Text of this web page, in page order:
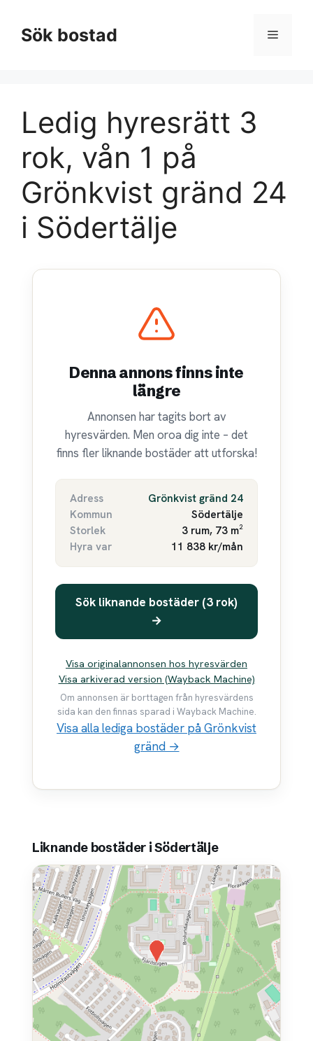
innehållSök bostad Meny
Ledig hyresrätt 3
rok, vån 1 på
Grönkvist gränd 24
i Södertälje
Denna annons finns inte
längre
Annonsen har tagits bort av
hyresvärden. Men oroa dig inte – det
finns fler liknande bostäder att utforska!
Adress
Grönkvist gränd 24
Kommun
Södertälje
Storlek
3 rum, 73 m²
Hyra var
11 838 kr/mån
Sök liknande bostäder (3 rok)
→
Visa originalannonsen hos hyresvärden
Visa arkiverad version (Wayback Machine)
Om annonsen är borttagen från hyresvärdens
sida kan den finnas sparad i Wayback Machine.
Visa alla lediga bostäder på Grönkvist
gränd →
Liknande bostäder i Södertälje